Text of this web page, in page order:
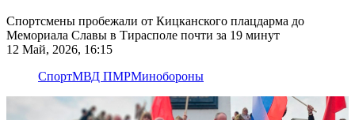
Спортсмены пробежали от Кицканского плацдарма до
Мемориала Славы в Тирасполе почти за 19 минут
12 Май, 2026, 16:15
СпортМВД ПМРМинобороны